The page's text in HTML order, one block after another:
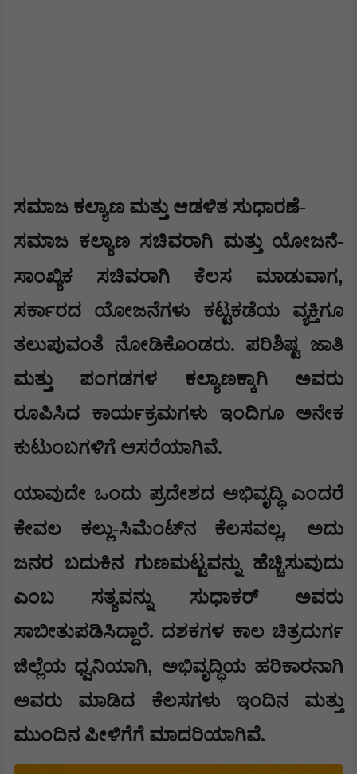
ಸಮಾಜ ಕಲ್ಯಾಣ ಮತ್ತು ಆಡಳಿತ ಸುಧಾರಣೆ-
ಸಮಾಜ ಕಲ್ಯಾಣ ಸಚಿವರಾಗಿ ಮತ್ತು ಯೋಜನೆ-
ಸಾಂಖ್ಯಿಕ ಸಚಿವರಾಗಿ ಕೆಲಸ ಮಾಡುವಾಗ,
ಸರ್ಕಾರದ ಯೋಜನೆಗಳು ಕಟ್ಟಕಡೆಯ ವ್ಯಕ್ತಿಗೂ
ತಲುಪುವಂತೆ ನೋಡಿಕೊಂಡರು. ಪರಿಶಿಷ್ಟ ಜಾತಿ
ಮತ್ತು ಪಂಗಡಗಳ ಕಲ್ಯಾಣಕ್ಕಾಗಿ ಅವರು
ರೂಪಿಸಿದ ಕಾರ್ಯಕ್ರಮಗಳು ಇಂದಿಗೂ ಅನೇಕ
ಕುಟುಂಬಗಳಿಗೆ ಆಸರೆಯಾಗಿವೆ.
ಯಾವುದೇ ಒಂದು ಪ್ರದೇಶದ ಅಭಿವೃದ್ಧಿ ಎಂದರೆ
ಕೇವಲ ಕಲ್ಲು-ಸಿಮೆಂಟ್‌ನ ಕೆಲಸವಲ್ಲ, ಅದು
ಜನರ ಬದುಕಿನ ಗುಣಮಟ್ಟವನ್ನು ಹೆಚ್ಚಿಸುವುದು
ಎಂಬ ಸತ್ಯವನ್ನು ಸುಧಾಕರ್ ಅವರು
ಸಾಬೀತುಪಡಿಸಿದ್ದಾರೆ. ದಶಕಗಳ ಕಾಲ ಚಿತ್ರದುರ್ಗ
ಜಿಲ್ಲೆಯ ಧ್ವನಿಯಾಗಿ, ಅಭಿವೃದ್ಧಿಯ ಹರಿಕಾರನಾಗಿ
ಅವರು ಮಾಡಿದ ಕೆಲಸಗಳು ಇಂದಿನ ಮತ್ತು
ಮುಂದಿನ ಪೀಳಿಗೆಗೆ ಮಾದರಿಯಾಗಿವೆ.